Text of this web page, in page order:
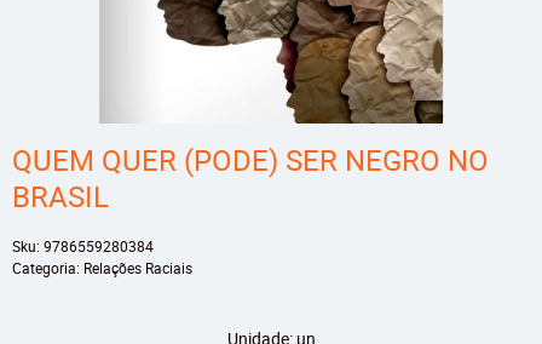
QUEM QUER (PODE) SER NEGRO NO
BRASIL
Sku: 9786559280384
Categoria: Relações Raciais
Unidade: un